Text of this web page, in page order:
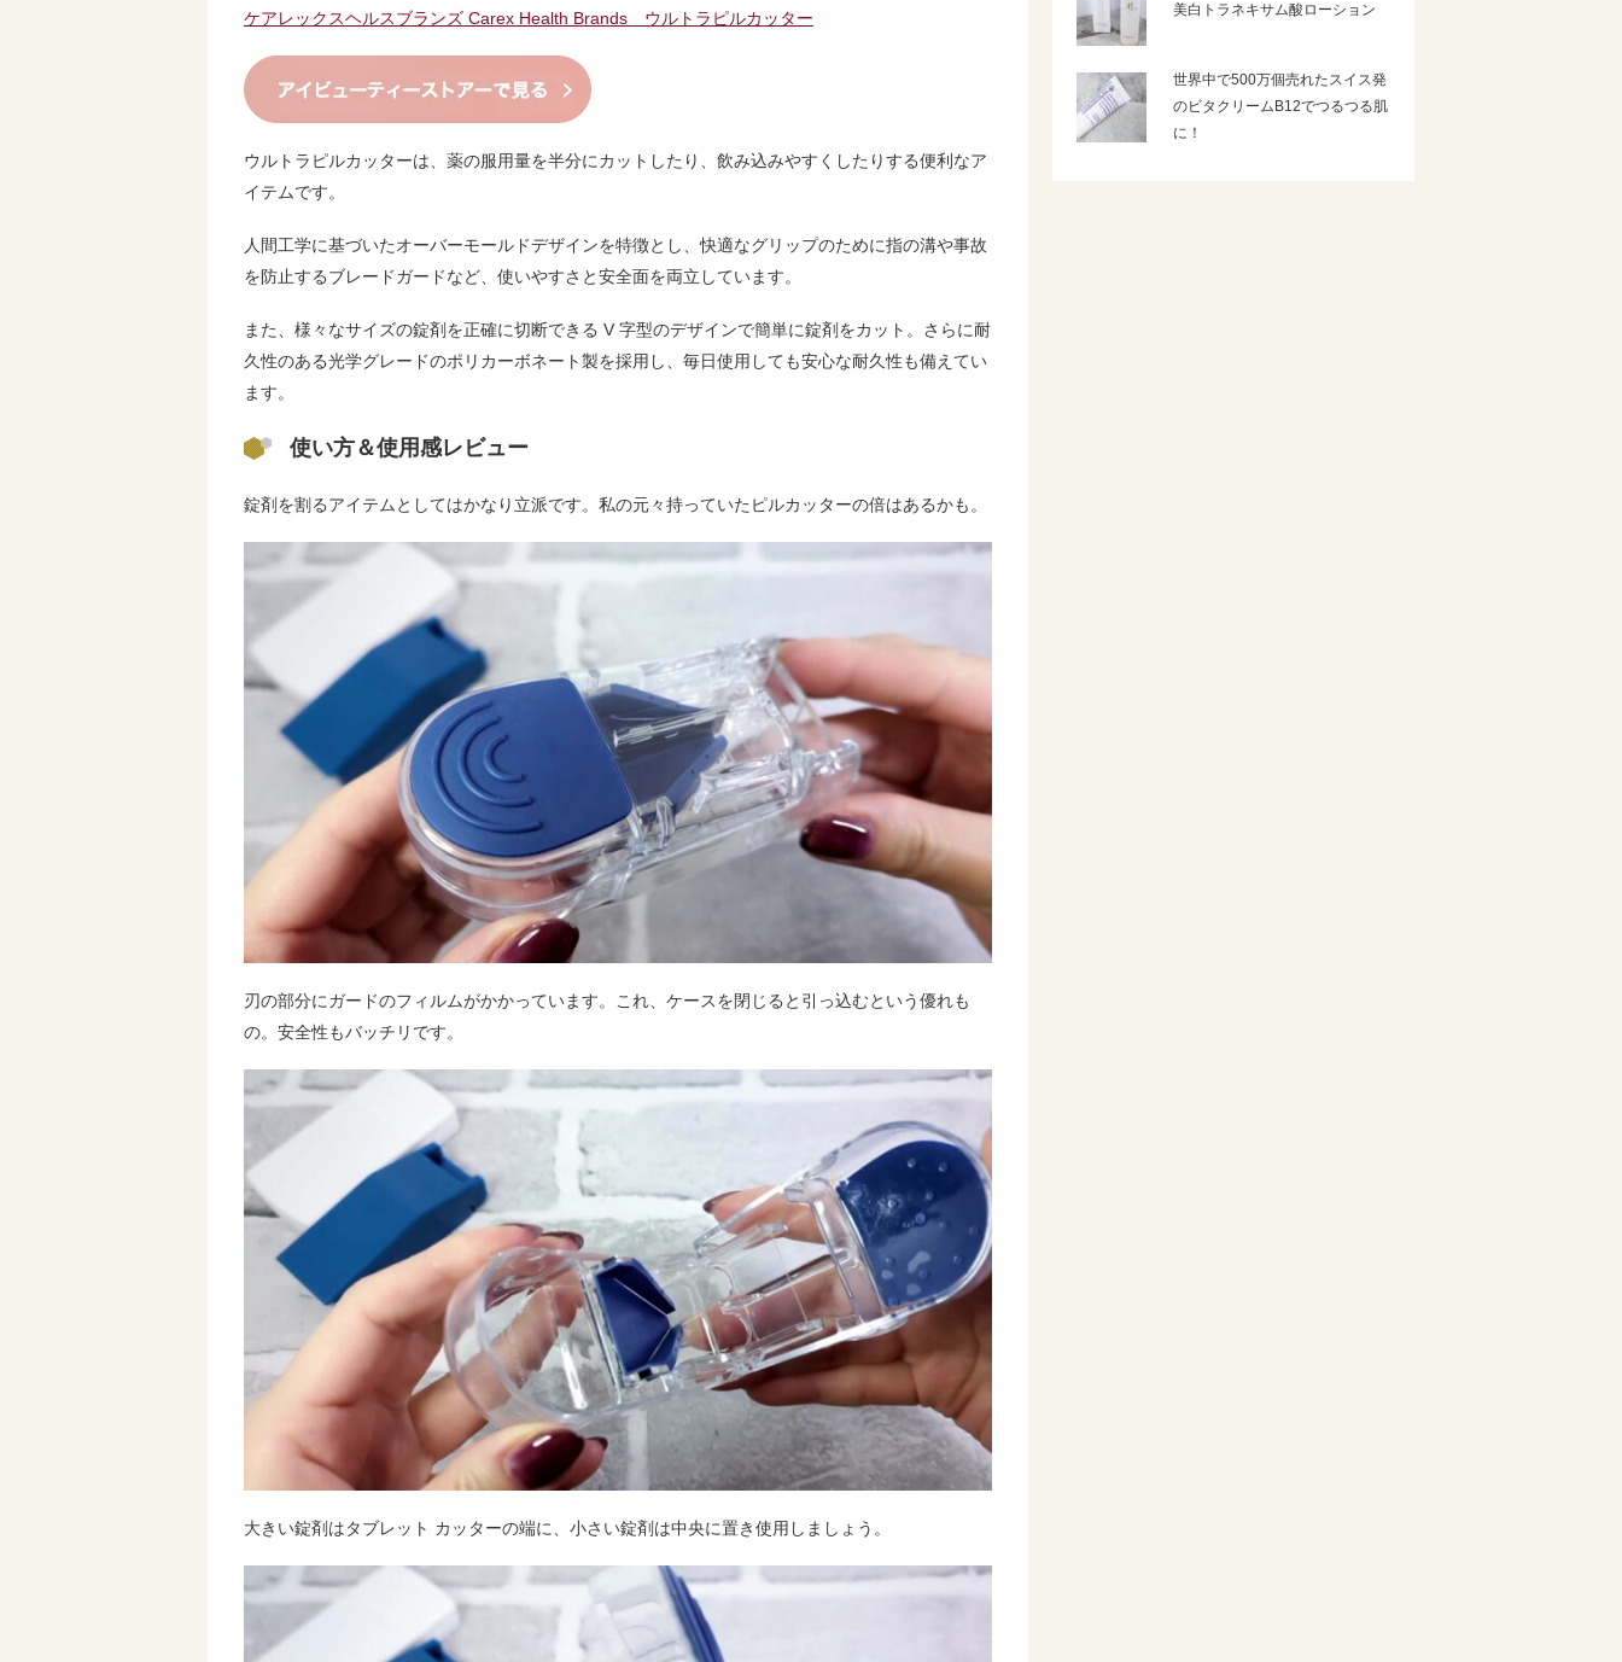
ケアレックスヘルスブランズ Carex Health Brands ウルトラピルカッター
ウルトラピルカッターは、薬の服用量を半分にカットしたり、飲み込みやすくしたりする便利なア
イテムです。
人間工学に基づいたオーバーモールドデザインを特徴とし、快適なグリップのために指の溝や事故
を防止するブレードガードなど、使いやすさと安全面を両立しています。
また、様々なサイズの錠剤を正確に切断できる V 字型のデザインで簡単に錠剤をカット。さらに耐
久性のある光学グレードのポリカーボネート製を採用し、毎日使用しても安心な耐久性も備えてい
ます。
使い方＆使用感レビュー
錠剤を割るアイテムとしてはかなり立派です。私の元々持っていたピルカッターの倍はあるかも。
刃の部分にガードのフィルムがかかっています。これ、ケースを閉じると引っ込むという優れも
の。安全性もバッチリです。
大きい錠剤はタブレット カッターの端に、小さい錠剤は中央に置き使用しましょう。
美白トラネキサム酸ローション
世界中で500万個売れたスイス発
のビタクリームB12でつるつる肌
に！